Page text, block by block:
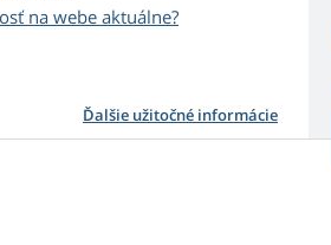
na webe aktuálne?
Ďalšie užitočné informácie